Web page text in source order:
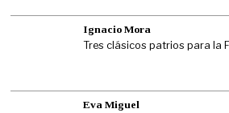
Ignacio Mora
Tres clásicos patrios para la
Eva Miguel